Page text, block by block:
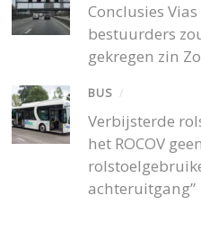
Conclusies
bestuurders
gekregen zin
BUS /
Verbijsterde
het ROCOV
achteruitgang”